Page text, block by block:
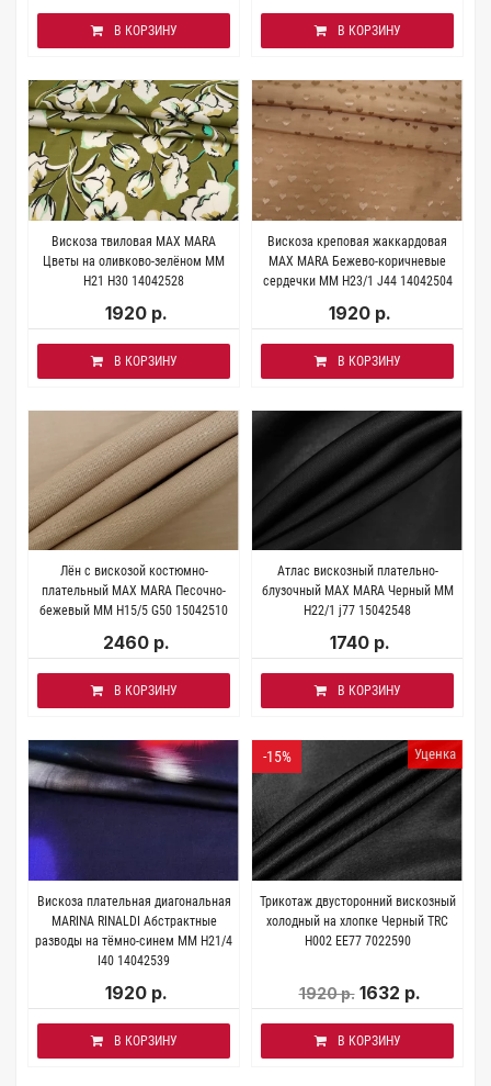
В КОРЗИНУ В КОРЗИНУ
Вискоза твиловая MAX MARA
Цветы на оливково-зелёном MM
H21 H30 14042528
1920 р.
В КОРЗИНУ
Вискоза креповая жаккардовая
MAX MARA Бежево-коричневые
сердечки MM H23/1 J44 14042504
1920 р.
В КОРЗИНУ
Лён с вискозой костюмно-
плательный MAX MARA Песочно-
бежевый MM H15/5 G50 15042510
2460 р.
В КОРЗИНУ
Атлас вискозный плательно-
блузочный MAX MARA Черный MM
H22/1 j77 15042548
1740 р.
В КОРЗИНУ
Вискоза плательная диагональная
MARINA RINALDI Абстрактные
разводы на тёмно-синем MM H21/4
I40 14042539
1920 р.
В КОРЗИНУ
Уценка
-15%
Трикотаж двусторонний вискозный
холодный на хлопке Черный TRC
H002 EE77 7022590
1920 р. 1632 р.
В КОРЗИНУ